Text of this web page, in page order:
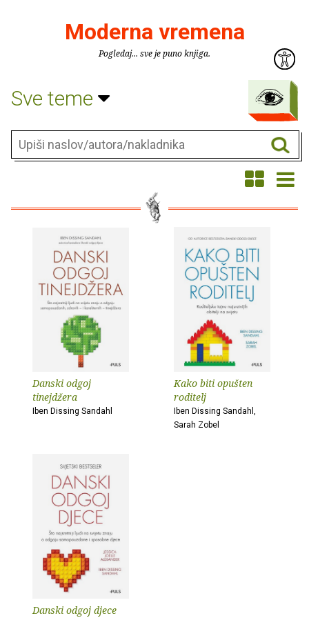
Moderna vremena
Pogledaj... sve je puno knjiga.
Sve teme
Danski odgoj
tinejdžera
Iben Dissing Sandahl
Kako biti opušten
roditelj
Iben Dissing Sandahl,
Sarah Zobel
Danski odgoj djece